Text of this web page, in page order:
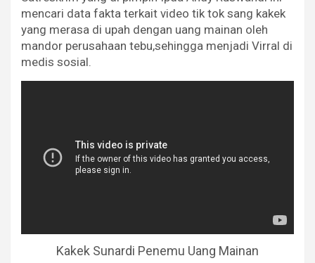
mencari data fakta terkait video tik tok sang kakek
yang merasa di upah dengan uang mainan oleh
mandor perusahaan tebu,sehingga menjadi Virral di
medis sosial.
Kakek Sunardi Penemu Uang Mainan